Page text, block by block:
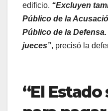
edificio. “Excluyen
Público de la
Público de la
jueces”, precisó la
“El